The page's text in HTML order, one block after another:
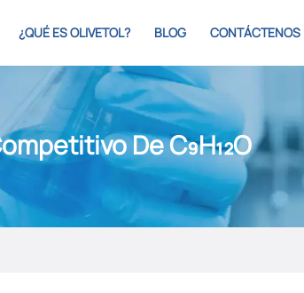
¿QUÉ ES OLIVETOL? BLOG CONTÁCTENOS
De C₉H₁₂O